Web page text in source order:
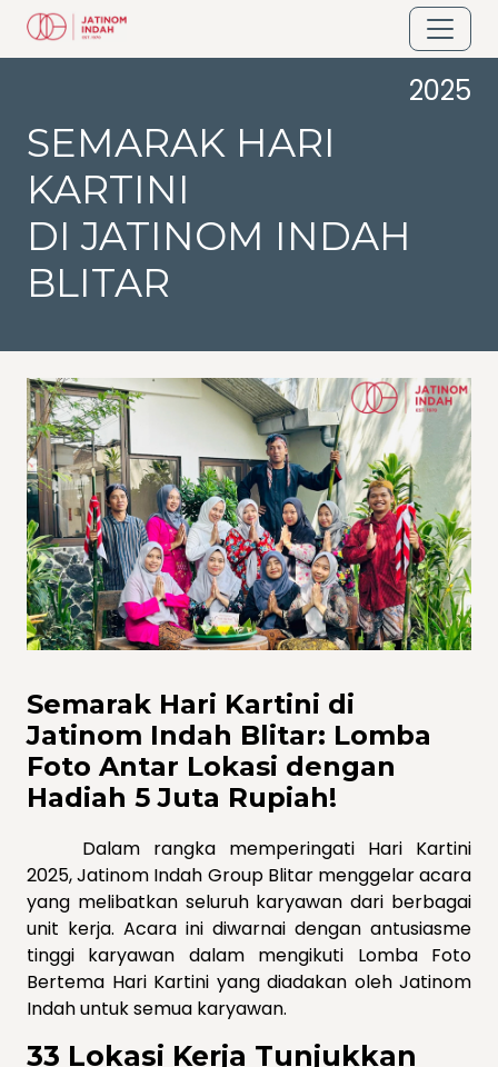
2025
SEMARAK HARI
KARTINI
DI JATINOM INDAH
BLITAR
Semarak Hari Kartini di
Jatinom Indah Blitar: Lomba
Foto Antar Lokasi dengan
Hadiah 5 Juta Rupiah!
Dalam rangka memperingati Hari Kartini
2025, Jatinom Indah Group Blitar menggelar acara
yang melibatkan seluruh karyawan dari berbagai
unit kerja. Acara ini diwarnai dengan antusiasme
tinggi karyawan dalam mengikuti Lomba Foto
Bertema Hari Kartini yang diadakan oleh Jatinom
Indah untuk semua karyawan.
33 Lokasi Kerja Tunjukkan